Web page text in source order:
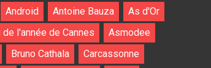
Android Antoine Bauza
As d'Or
l'année de Cannes
Asmodee
Bruno Cathala
Carcassonne